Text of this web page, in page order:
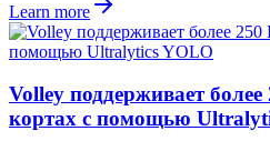
Learn more
Volley поддерживает
кортах с помощью